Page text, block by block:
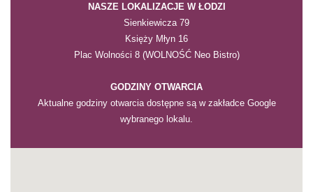
NASZE LOKALIZACJE W ŁODZI
Sienkiewicza 79
Księży Młyn 16
Plac Wolności 8 (WOLNOŚĆ Neo Bistro)
GODZINY OTWARCIA
Aktualne godziny otwarcia dostępne są w zakładce Google
wybranego lokalu.